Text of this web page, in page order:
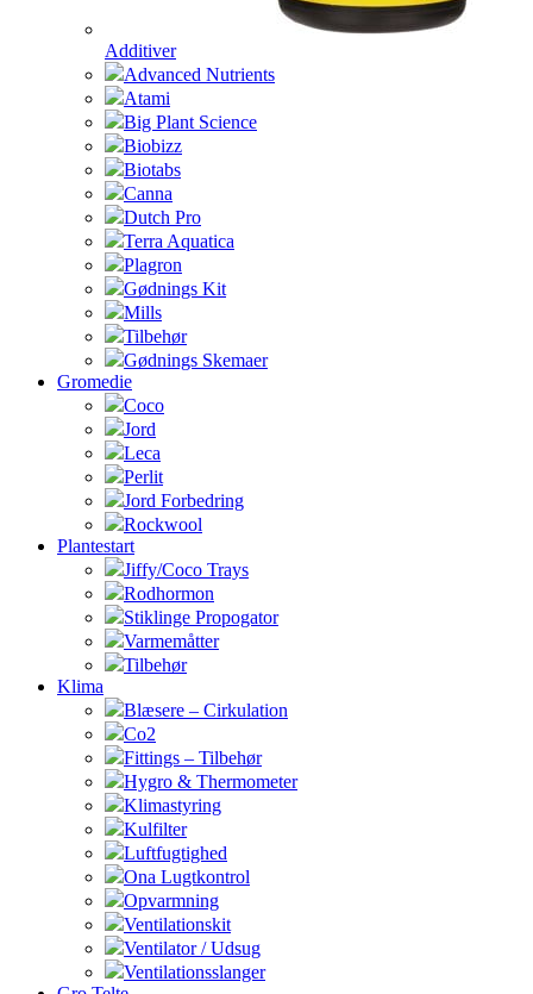
Additiver
Advanced Nutrients
Atami
Big Plant Science
Biobizz
Biotabs
Canna
Dutch Pro
Terra Aquatica
Plagron
Gødnings Kit
Mills
Tilbehør
Gødnings Skemaer
Gromedie
Coco
Jord
Leca
Perlit
Jord Forbedring
Rockwool
Plantestart
Jiffy/Coco Trays
Rodhormon
Stiklinge Propogator
Varmemåtter
Tilbehør
Klima
Blæsere – Cirkulation
Co2
Fittings – Tilbehør
Hygro & Thermometer
Klimastyring
Kulfilter
Luftfugtighed
Ona Lugtkontrol
Opvarmning
Ventilationskit
Ventilator / Udsug
Ventilationsslanger